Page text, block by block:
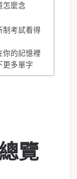
怎麼念
制考試看得
你的記憶裡
更多單字
覽